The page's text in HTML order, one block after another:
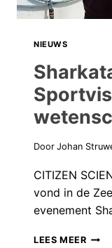
NIEUWS
Door Johan
CITIZEN
vond in de
evenement
LEES MEER